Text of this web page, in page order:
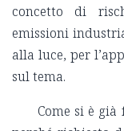
concetto di
emissioni
alla luce, per
sul tema.
Come si è